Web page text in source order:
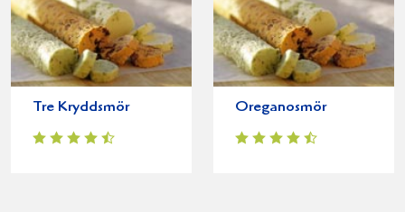
Tre Kryddsmör Oreganosmör